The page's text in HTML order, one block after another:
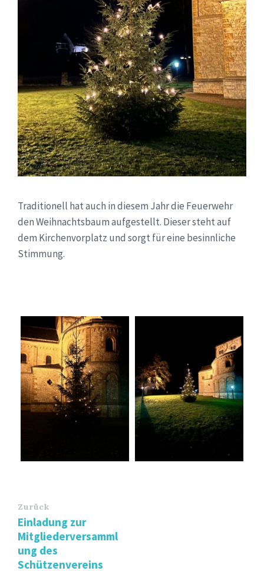
Traditionell hat auch in diesem Jahr die Feuerwehr
den Weihnachtsbaum aufgestellt. Dieser steht auf
dem Kirchenvorplatz und sorgt für eine besinnliche
Stimmung.
Zurück
Einladung zur
Mitgliederversamml
ung des
Schützenvereins